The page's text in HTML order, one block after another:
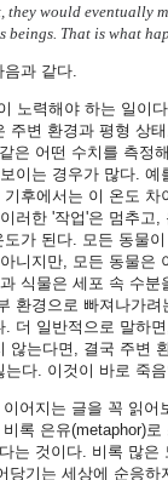
they would eventually
beings. That is what
과 같다.
노력해야 하는 일이
변 환경과 평형 상
은 어떤 수치를 측정
이는 경우가 많다. 예
후에서는 이 온도 차
러한 '작업'은 멈추고
가 된다. 모든 동물
니지만, 모든 동물은
식물은 세포 속 수분
환경으로 빠져나가
더 일반적으로 말하
않는다면, 결국 주변
다. 이것이 바로 죽
어지는 글을 꼭 읽어
록 은유(metaphor)
는 것이다. 비록 많은
기는 세상에 순응하